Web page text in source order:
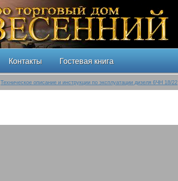
Контакты Гостевая книга
Техническое описание и инструкции по эксплуатации дизеля 6ЧН 18/22